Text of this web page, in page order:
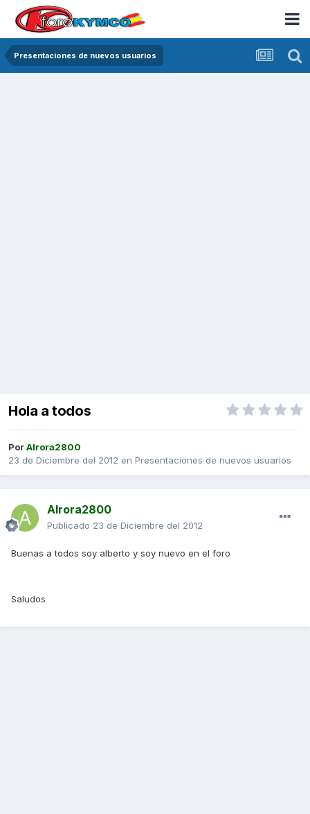
Presentaciones de nuevos usuarios
Hola a todos
PorAlrora2800
23 de Diciembre del 2012 en Presentaciones de nuevos usuarios
Alrora2800
Publicado 23 de Diciembre del 2012
Buenas a todos soy alberto y soy nuevo en el foro
Saludos